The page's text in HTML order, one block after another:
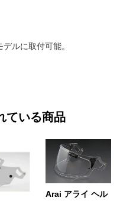
ルに取付可能。
ている商品
Arai アライ ヘル